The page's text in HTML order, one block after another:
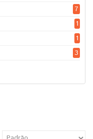
7
1
1
3